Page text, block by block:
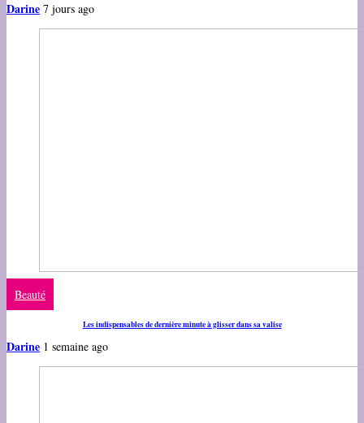
Darine 7 jours ago
Beauté
Les indispensables de dernière minute à glisser dans sa valise
Darine 1 semaine ago